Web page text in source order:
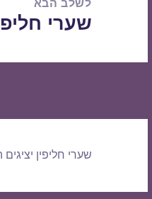
לשלב הבא
הפוסט
שערי חליפין
שערי חליפין יציגים